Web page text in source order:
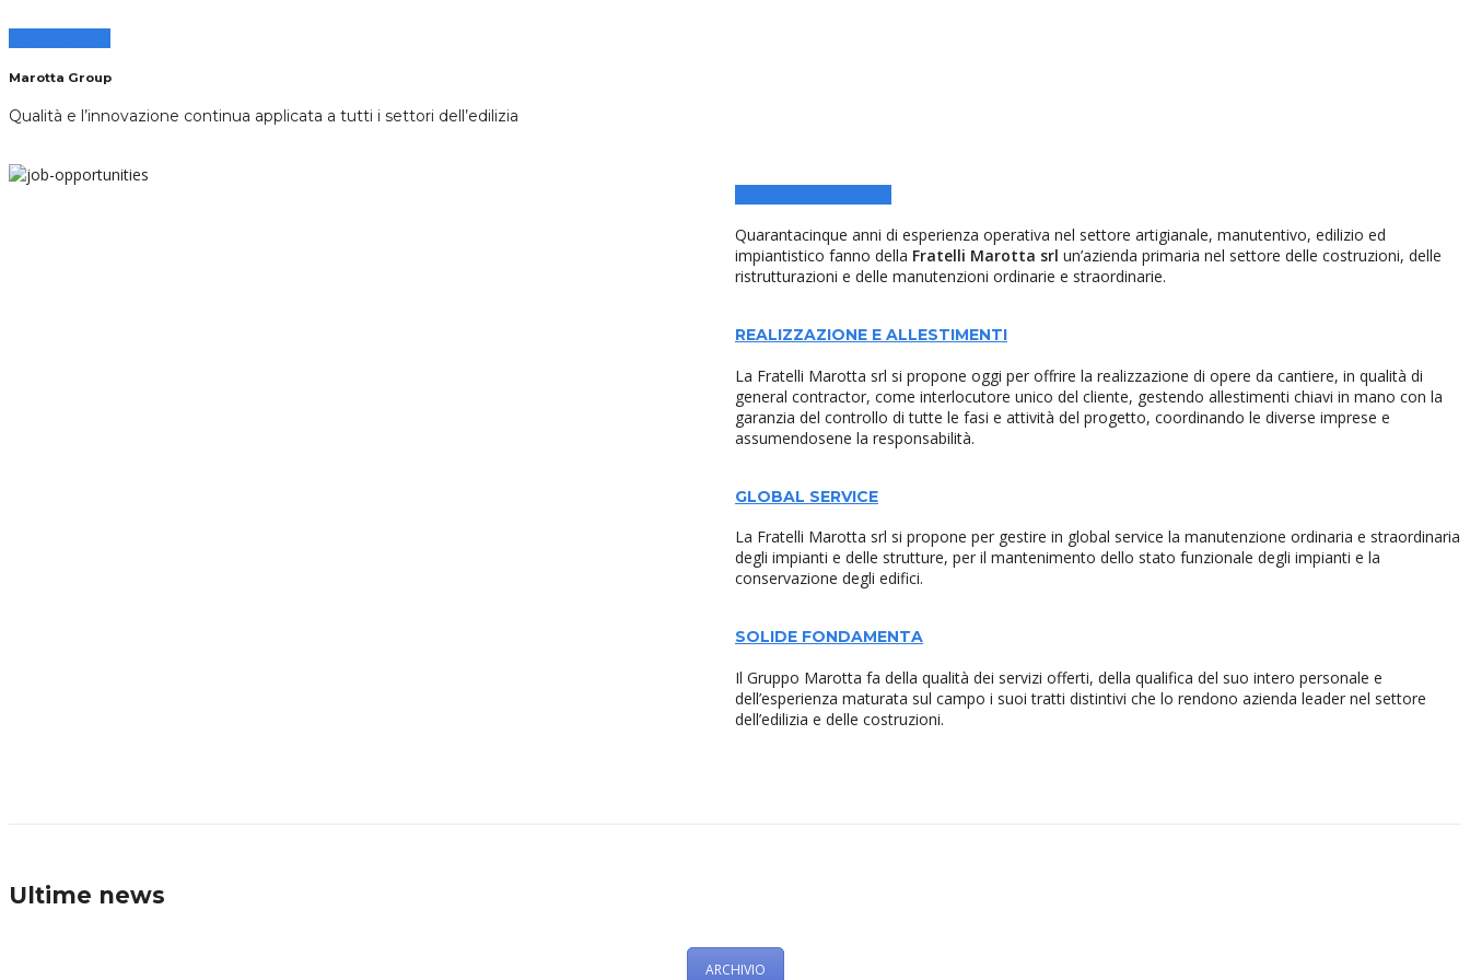
Marotta Group
Qualità e l’innovazione continua applicata a tutti i settori dell’edilizia
Quarantacinque anni di esperienza operativa nel settore artigianale, manutentivo, edilizio ed
impiantistico fanno della Fratelli Marotta srl un’azienda primaria nel settore delle costruzioni, delle
ristrutturazioni e delle manutenzioni ordinarie e straordinarie.
REALIZZAZIONE E ALLESTIMENTI
La Fratelli Marotta srl si propone oggi per offrire la realizzazione di opere da cantiere, in qualità di
general contractor, come interlocutore unico del cliente, gestendo allestimenti chiavi in mano con la
garanzia del controllo di tutte le fasi e attività del progetto, coordinando le diverse imprese e
assumendosene la responsabilità.
GLOBAL SERVICE
La Fratelli Marotta srl si propone per gestire in global service la manutenzione ordinaria e straordinaria
degli impianti e delle strutture, per il mantenimento dello stato funzionale degli impianti e la
conservazione degli edifici.
SOLIDE FONDAMENTA
Il Gruppo Marotta fa della qualità dei servizi offerti, della qualifica del suo intero personale e
dell’esperienza maturata sul campo i suoi tratti distintivi che lo rendono azienda leader nel settore
dell’edilizia e delle costruzioni.
Ultime news
ARCHIVIO